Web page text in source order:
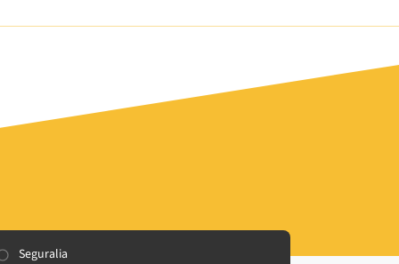
Seguralia